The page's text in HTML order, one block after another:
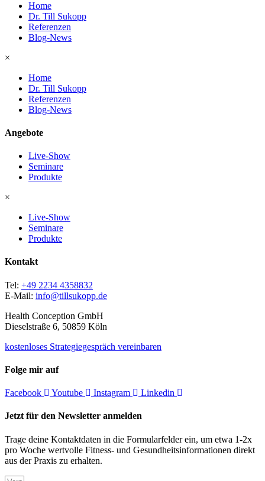
Home
Dr. Till Sukopp
Referenzen
Blog-News
×
Home
Dr. Till Sukopp
Referenzen
Blog-News
Angebote
Live-Show
Seminare
Produkte
×
Live-Show
Seminare
Produkte
Kontakt
Tel: +49 2234 4358832
E-Mail: info@tillsukopp.de
Health Conception GmbH
Dieselstraße 6, 50859 Köln
kostenloses Strategiegespräch vereinbaren
Folge mir auf
Facebook Youtube Instagram Linkedin
Jetzt für den Newsletter anmelden
Trage deine Kontaktdaten in die Formularfelder ein, um etwa 1-2x
pro Woche wertvolle Fitness- und Gesundheitsinformationen direkt
aus der Praxis zu erhalten.